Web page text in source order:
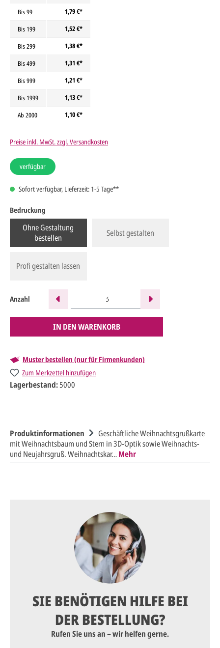
Bis99
1,79 €*
Bis 199
1,52 €*
Bis299
1,38 €*
Bis499
1,31 €*
Bis999
1,21 €*
Bis 1999
1,13 €*
Ab 2000 1,10 €*
Preise inkl. MwSt. zzgl. Versandkosten
verfügbar
Sofort verfügbar, Lieferzeit: 1-5 Tage**
Bedruckung
Ohne Gestaltung
bestellen
Selbst gestalten
Profi gestalten lassen
Anzahl
IN DEN WARENKORB
Muster bestellen (nur für Firmenkunden)
Zum Merkzettel hinzufügen
Lagerbestand:5000
Produktinformationen
Geschäftliche Weihnachtsgrußkarte
mit Weihnachtsbaum und Stern in 3D-Optik sowie Weihnachts-
und Neujahrsgruß. Weihnachtskar…Mehr
SIE BENÖTIGEN HILFE BEI
DER BESTELLUNG?
Rufen Sie uns an – wir helfen gerne.